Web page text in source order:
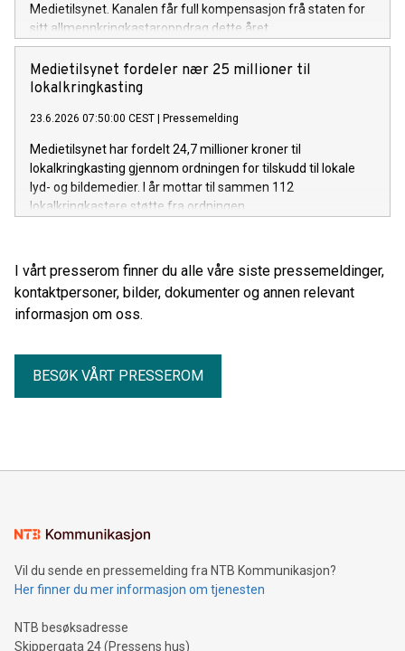
Medietilsynet. Kanalen får full kompensasjon frå staten for
sitt allmennkringkastaroppdrag dette året.
Medietilsynet fordeler nær 25 millioner til
lokalkringkasting
23.6.2026 07:50:00 CEST | Pressemelding
Medietilsynet har fordelt 24,7 millioner kroner til
lokalkringkasting gjennom ordningen for tilskudd til lokale
lyd- og bildemedier. I år mottar til sammen 112
lokalkringkastere støtte fra ordningen.
I vårt presserom finner du alle våre siste pressemeldinger,
kontaktpersoner, bilder, dokumenter og annen relevant
informasjon om oss.
BESØK VÅRT PRESSEROM
Vil du sende en pressemelding fra NTB Kommunikasjon?
Her finner du mer informasjon om tjenesten
NTB besøksadresse
Skippergata 24 (Pressens hus)